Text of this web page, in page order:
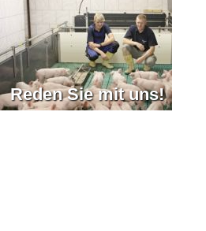
Reden Sie mit uns!